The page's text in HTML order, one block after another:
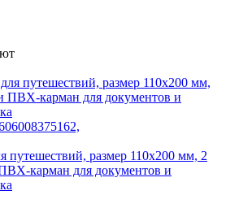
путешествий, размер 110х200 мм, 2
карман для документов и